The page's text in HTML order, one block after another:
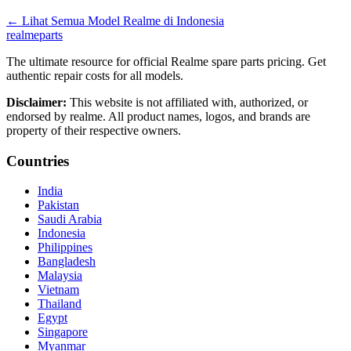
← Lihat Semua Model Realme di Indonesia
realmeparts
The ultimate resource for official Realme spare parts pricing. Get
authentic repair costs for all models.
Disclaimer: This website is not affiliated with, authorized, or
endorsed by realme. All product names, logos, and brands are
property of their respective owners.
Countries
India
Pakistan
Saudi Arabia
Indonesia
Philippines
Bangladesh
Malaysia
Vietnam
Thailand
Egypt
Singapore
Myanmar